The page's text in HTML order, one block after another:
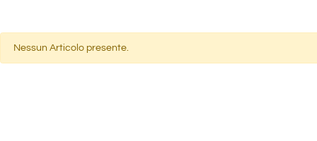
Nessun Articolo presente.